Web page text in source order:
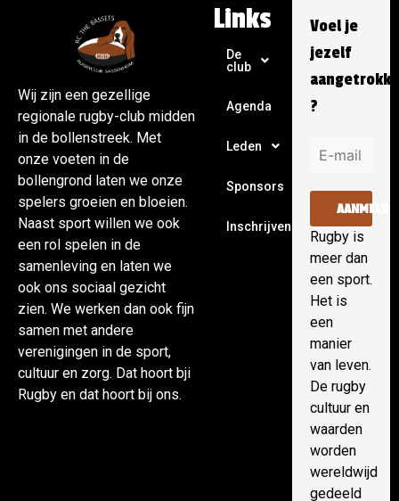
Wij zijn een gezellige
regionale rugby-club midden
in de bollenstreek. Met
onze voeten in de
bollengrond laten we onze
spelers groeien en bloeien.
Naast sport willen we ook
een rol spelen in de
samenleving en laten we
ook ons sociaal gezicht
zien. We werken dan ook fijn
samen met andere
verenigingen in de sport,
cultuur en zorg. Dat hoort bji
Rugby en dat hoort bij ons.
Links
De
club
Agenda
Leden
Sponsors
Inschrijven
Voel je
jezelf
?
Rugby is
meer dan
een sport.
Het is
een
manier
van leven.
De rugby
cultuur en
waarden
worden
wereldwijd
gedeeld